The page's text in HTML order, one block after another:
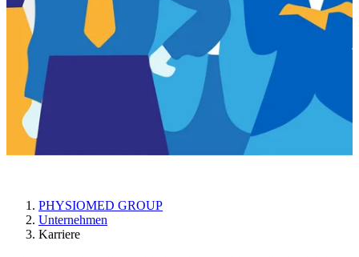
PHYSIOMED GROUP
Unternehmen
Karriere